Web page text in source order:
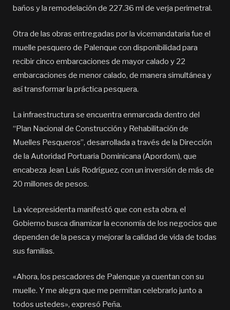
baños y la remodelación de 227.36 ml de verja perimetral.
Otra de las obras entregadas por la vicemandataria fue el
muelle pesquero de Palenque con disponibilidad para
recibir cinco embarcaciones de mayor calado y 22
embarcaciones de menor calado, de manera simultánea y
así transformar la práctica pesquera.
La infraestructura se encuentra enmarcada dentro del
“Plan Nacional de Construcción y Rehabilitación de
Muelles Pesqueros”, desarrollada a través de la Dirección
de la Autoridad Portuaria Dominicana (Apordom), que
encabeza Jean Luis Rodríguez, con un inversión de más de
20 millones de pesos.
La vicepresidenta manifestó que con esta obra, el
Gobierno busca dinamizar la economía de los negocios que
dependen de la pesca y mejorar la calidad de vida de todas
sus familias.
«Ahora, los pescadores de Palenque ya cuentan con su
muelle. Y me alegra que me permitan celebrarlo junto a
todos ustedes», expresó Peña.